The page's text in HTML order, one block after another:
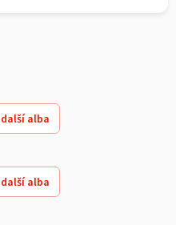
alba
alba